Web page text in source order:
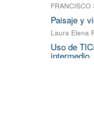
FRANCISCO
Paisaje y
Laura Elena
Uso de
intermedio